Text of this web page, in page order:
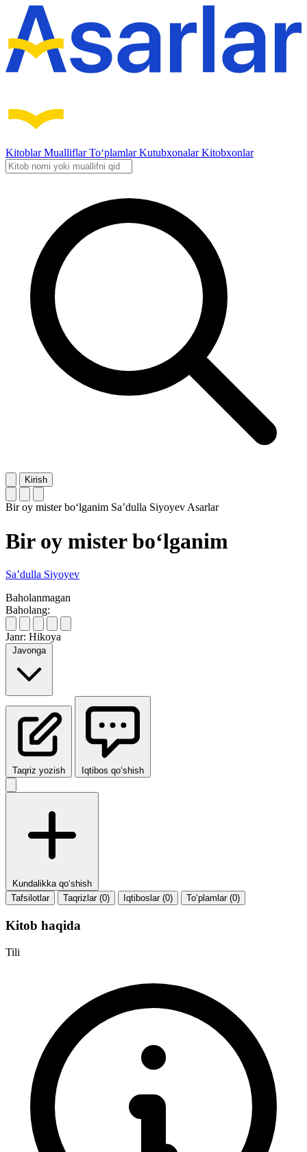
KitoblarMualliflarTo‘plamlarKutubxonalarKitobxonlar
Kirish
Bir oy mister bo‘lganim Sa’dulla SiyoyevAsarlar
Bir oy mister bo‘lganim
Sa’dulla Siyoyev
Baholanmagan
Baholang:
Janr: Hikoya
Javonga
Taqriz yozish Iqtibos qo‘shish
Kundalikka qo‘shish
Tafsilotlar
Taqrizlar (0) Iqtiboslar (0) To‘plamlar (0)
Kitob haqida
Tili